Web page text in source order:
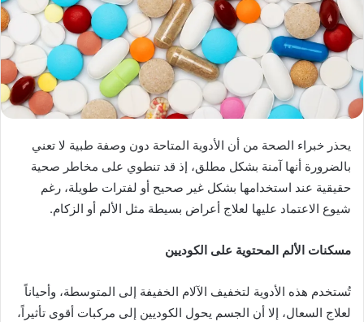
يحذر خبراء الصحة من أن الأدوية المتاحة دون وصفة طبية لا تعني
بالضرورة أنها آمنة بشكل مطلق، إذ قد تنطوي على مخاطر صحية
حقيقية عند استخدامها بشكل غير صحيح أو لفترات طويلة، رغم
شيوع الاعتماد عليها لعلاج أعراض بسيطة مثل الألم أو الزكام.
مسكنات الألم المحتوية على الكوديين
تُستخدم هذه الأدوية لتخفيف الآلام الخفيفة إلى المتوسطة، وأحياناً
لعلاج السعال، إلا أن الجسم يحول الكوديين إلى مركبات أقوى تأثيراً،